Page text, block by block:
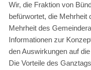
Wir, die Fraktion von
befürwortet, die Mehrheit
Mehrheit des
Informationen zur
den Auswirkungen auf
Die Vorteile des